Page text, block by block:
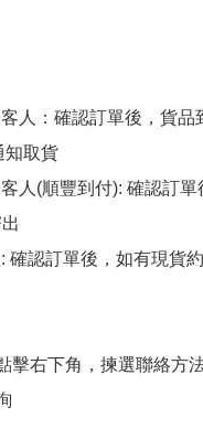
人：確認訂單後，貨品
知取貨
人(順豐到付): 確認訂
確認訂單後，如有現貨
擊右下角，揀選聯絡方